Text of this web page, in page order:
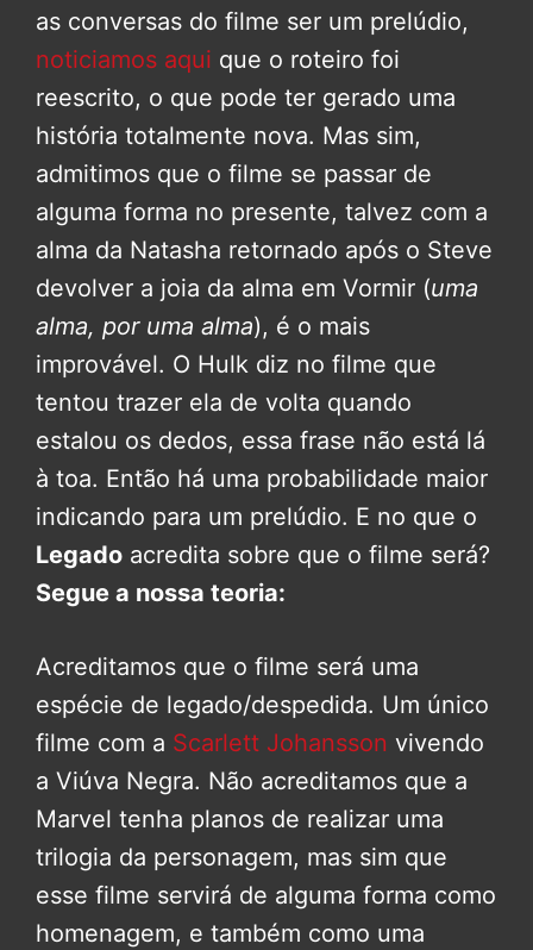
as conversas do filme ser um prelúdio,
noticiamos aqui que o roteiro foi
reescrito, o que pode ter gerado uma
história totalmente nova. Mas sim,
admitimos que o filme se passar de
alguma forma no presente, talvez com a
alma da Natasha retornado após o Steve
devolver a joia da alma em Vormir (uma
alma, por uma alma), é o mais
improvável. O Hulk diz no filme que
tentou trazer ela de volta quando
estalou os dedos, essa frase não está lá
à toa. Então há uma probabilidade maior
indicando para um prelúdio. E no que o
Legado acredita sobre que o filme será?
Segue a nossa teoria:
Acreditamos que o filme será uma
espécie de legado/despedida. Um único
filme com a Scarlett Johansson vivendo
a Viúva Negra. Não acreditamos que a
Marvel tenha planos de realizar uma
trilogia da personagem, mas sim que
esse filme servirá de alguma forma como
homenagem, e também como uma